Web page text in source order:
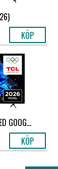
KÖP
GOOG...
KÖP